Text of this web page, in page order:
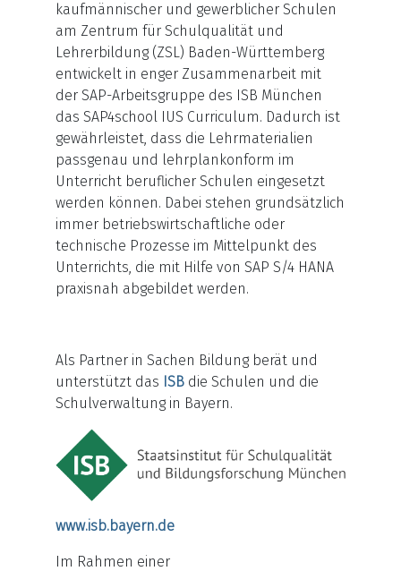
kaufmännischer und gewerblicher Schulen
am Zentrum für Schulqualität und
Lehrerbildung (ZSL) Baden-Württemberg
entwickelt in enger Zusammenarbeit mit
der SAP-Arbeitsgruppe des ISB München
das SAP4school IUS Curriculum. Dadurch ist
gewährleistet, dass die Lehrmaterialien
passgenau und lehrplankonform im
Unterricht beruflicher Schulen eingesetzt
werden können. Dabei stehen grundsätzlich
immer betriebswirtschaftliche oder
technische Prozesse im Mittelpunkt des
Unterrichts, die mit Hilfe von SAP S/4 HANA
praxisnah abgebildet werden.
Als Partner in Sachen Bildung berät und
unterstützt das ISB die Schulen und die
Schulverwaltung in Bayern.
www.isb.bayern.de
Im Rahmen einer